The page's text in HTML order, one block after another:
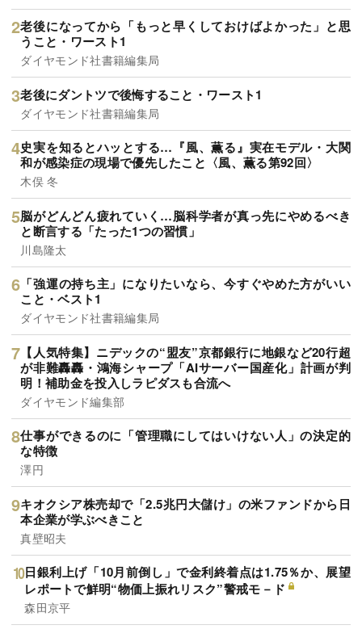
老後になってから「もっと早くしておけばよかった」と思
うこと・ワースト1
ダイヤモンド社書籍編集局
老後にダントツで後悔すること・ワースト1
ダイヤモンド社書籍編集局
史実を知るとハッとする…『風、薫る』実在モデル・大関
和が感染症の現場で優先したこと〈風、薫る第92回〉
木俣 冬
脳がどんどん疲れていく…脳科学者が真っ先にやめるべき
と断言する「たった1つの習慣」
川島隆太
「強運の持ち主」になりたいなら、今すぐやめた方がいい
こと・ベスト1
ダイヤモンド社書籍編集局
【人気特集】ニデックの“盟友”京都銀行に地銀など20行超
が非難轟轟・鴻海シャープ「AIサーバー国産化」計画が判
明！補助金を投入しラピダスも合流へ
ダイヤモンド編集部
仕事ができるのに「管理職にしてはいけない人」の決定的
な特徴
澤円
キオクシア株売却で「2.5兆円大儲け」の米ファンドから日
本企業が学ぶべきこと
真壁昭夫
日銀利上げ「10月前倒し」で金利終着点は1.75％か、展望
レポートで鮮明“物価上振れリスク”警戒モ－ド
森田京平